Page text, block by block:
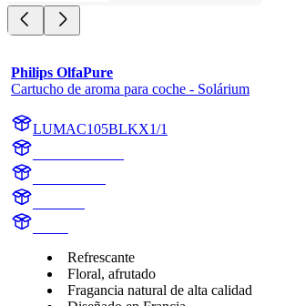
Philips OlfaPure
Cartucho de aroma para coche - Solárium
LUMAC105BLKX1/1
Refrescante
Floral, afrutado
Fragancia natural de alta calidad